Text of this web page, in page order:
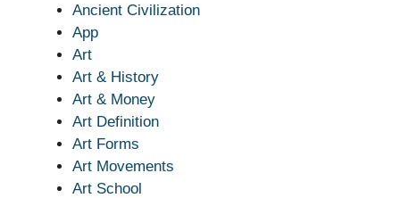
Ancient Civilization
App
Art
Art & History
Art & Money
Art Definition
Art Forms
Art Movements
Art School